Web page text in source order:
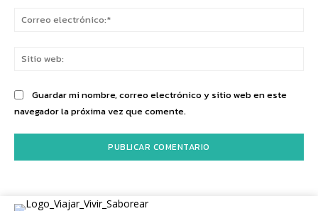
Guardar mi nombre, correo electrónico y sitio web en este
navegador la próxima vez que comente.